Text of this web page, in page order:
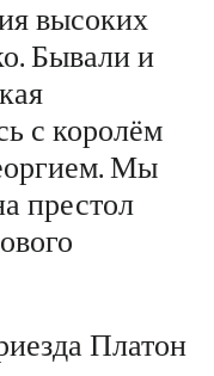
высоких
Бывали и
с королём
Мы
престол
Платон